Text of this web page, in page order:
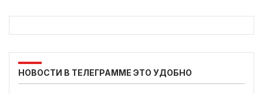
НОВОСТИ В ТЕЛЕГРАММЕ ЭТО УДОБНО